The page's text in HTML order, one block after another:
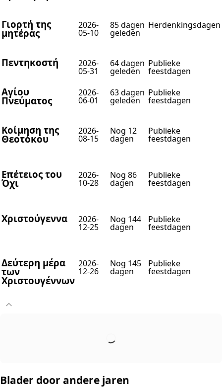
Γιορτή της
μητέρας
2026-
05-10
85 dagen
geleden
Herdenkingsdagen
Πεντηκοστή 2026-
05-31
64 dagen
geleden
Publieke
feestdagen
Αγίου
Πνεύματος
2026-
06-01
63 dagen
geleden
Publieke
feestdagen
Κοίμηση της
Θεοτόκου
2026-
08-15
Nog 12
dagen
Publieke
feestdagen
Επέτειος του
Όχι
2026-
10-28
Nog 86
dagen
Publieke
feestdagen
Χριστούγεννα 2026-
12-25
Nog 144
dagen
Publieke
feestdagen
Δεύτερη μέρα
των
Χριστουγέννων
2026-
12-26
Nog 145
dagen
Publieke
feestdagen
Blader door andere jaren